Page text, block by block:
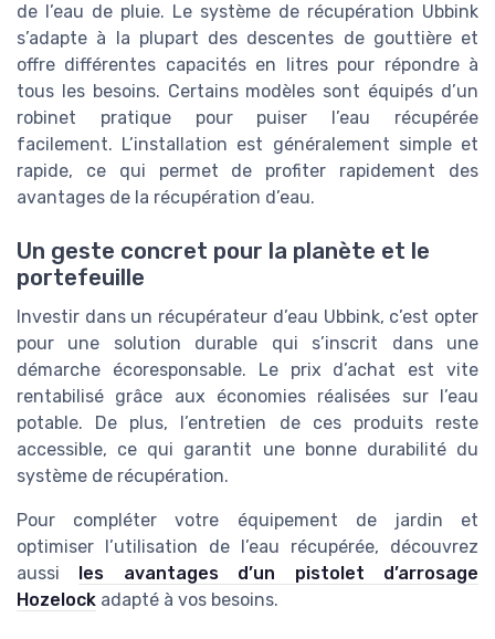
de l’eau de pluie. Le système de récupération Ubbink
s’adapte à la plupart des descentes de gouttière et
offre différentes capacités en litres pour répondre à
tous les besoins. Certains modèles sont équipés d’un
robinet pratique pour puiser l’eau récupérée
facilement. L’installation est généralement simple et
rapide, ce qui permet de profiter rapidement des
avantages de la récupération d’eau.
Un geste concret pour la planète et le
portefeuille
Investir dans un récupérateur d’eau Ubbink, c’est opter
pour une solution durable qui s’inscrit dans une
démarche écoresponsable. Le prix d’achat est vite
rentabilisé grâce aux économies réalisées sur l’eau
potable. De plus, l’entretien de ces produits reste
accessible, ce qui garantit une bonne durabilité du
système de récupération.
Pour compléter votre équipement de jardin et
optimiser l’utilisation de l’eau récupérée, découvrez
aussi
les avantages d’un pistolet d’arrosage
Hozelock adapté à vos besoins.